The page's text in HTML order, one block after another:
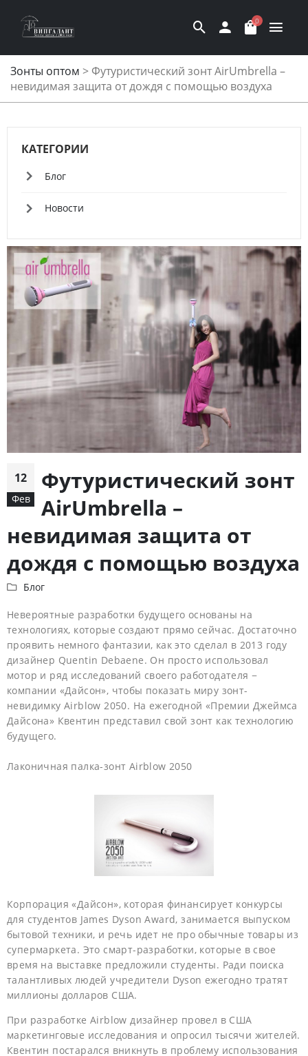
0
Зонты оптом > Футуристический зонт AirUmbrella –
невидимая защита от дождя с помощью воздуха
12
Фев
Футуристический зонт
AirUmbrella –
невидимая защита от
дождя с помощью воздуха
Блог
Невероятные разработки будущего основаны на
технологиях, которые создают прямо сейчас. Достаточно
проявить немного фантазии, как это сделал в 2013 году
дизайнер Quentin Debaene. Он просто использовал
мотор и ряд исследований своего работодателя −
компании «Дайсон», чтобы показать миру зонт-
невидимку Airblow 2050. На ежегодной «Премии Джеймса
Дайсона» Квентин представил свой зонт как технологию
будущего.
Лаконичная палка-зонт Airblow 2050
Корпорация «Дайсон», которая финансирует конкурсы
для студентов James Dyson Award, занимается выпуском
бытовой техники, и речь идет не про обычные товары из
супермаркета. Это смарт-разработки, которые в свое
время на выставке предложили студенты. Ради поиска
талантливых людей учредители Dyson ежегодно тратят
миллионы долларов США.
При разработке Airblow дизайнер провел в США
маркетинговые исследования и опросил тысячи жителей.
Квентин постарался вникнуть в проблему использования
КАТЕГОРИИ
Блог
Новости